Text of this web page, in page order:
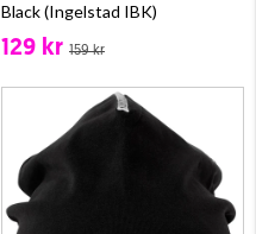
Black (Ingelstad IBK)
129 kr 159 kr